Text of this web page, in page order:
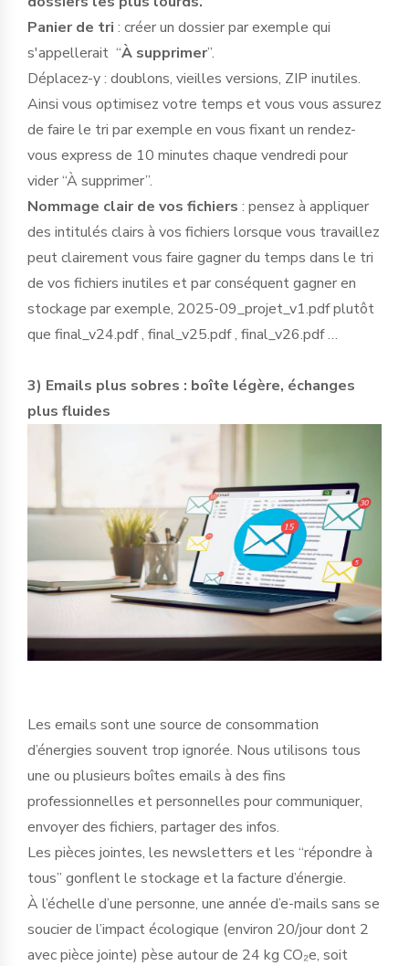
Panier de tri : créer un dossier par exemple qui
s'appellerait “À supprimer”.
Déplacez-y : doublons, vieilles versions, ZIP inutiles.
Ainsi vous optimisez votre temps et vous vous assurez
de faire le tri par exemple en vous fixant un rendez-
vous express de 10 minutes chaque vendredi pour
vider “À supprimer”.
Nommage clair de vos fichiers : pensez à appliquer
des intitulés clairs à vos fichiers lorsque vous travaillez
peut clairement vous faire gagner du temps dans le tri
de vos fichiers inutiles et par conséquent gagner en
stockage par exemple, 2025-09_projet_v1.pdf plutôt
que final_v24.pdf , final_v25.pdf , final_v26.pdf …
3) Emails plus sobres : boîte légère, échanges
plus fluides
Les emails sont une source de consommation
d’énergies souvent trop ignorée. Nous utilisons tous
une ou plusieurs boîtes emails à des fins
professionnelles et personnelles pour communiquer,
envoyer des fichiers, partager des infos.
Les pièces jointes, les newsletters et les “répondre à
tous” gonflent le stockage et la facture d’énergie.
À l’échelle d’une personne, une année d’e-mails sans se
soucier de l’impact écologique (environ 20/jour dont 2
avec pièce jointe) pèse autour de 24 kg CO₂e, soit